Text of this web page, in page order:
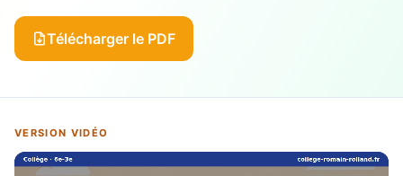
Télécharger le PDF
VERSION VIDÉO